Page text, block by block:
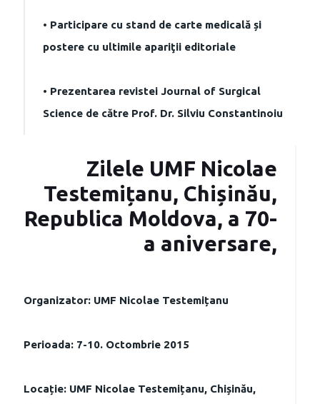
• Participare cu stand de carte medicală și
postere cu ultimile apariţii editoriale
• Prezentarea revistei Journal of Surgical
Science de către Prof. Dr. Silviu Constantinoiu
Zilele UMF Nicolae
Testemițanu, Chișinău,
Republica Moldova, a 70-
a aniversare,
Organizator: UMF Nicolae Testemițanu
Perioada: 7-10. Octombrie 2015
Locație: UMF Nicolae Testemițanu, Chișinău,